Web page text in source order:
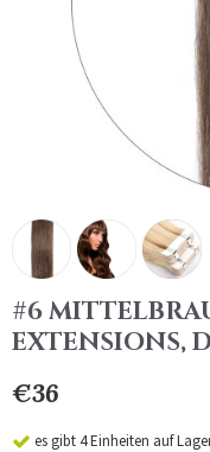
#6
EXTENSIONS,
€36
es gibt 4 Einheiten auf